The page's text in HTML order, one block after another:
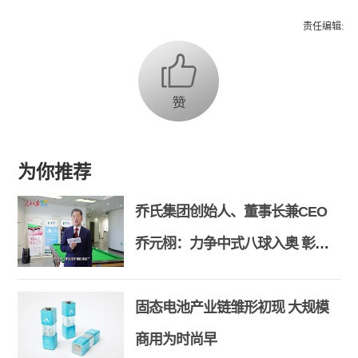
责任编辑:
为你推荐
乔氏集团创始人、董事长兼CEO
乔元栩：力争中式八球入奥 彰显
和合共生精神
固态电池产业链雏形初现 大规模
商用为时尚早